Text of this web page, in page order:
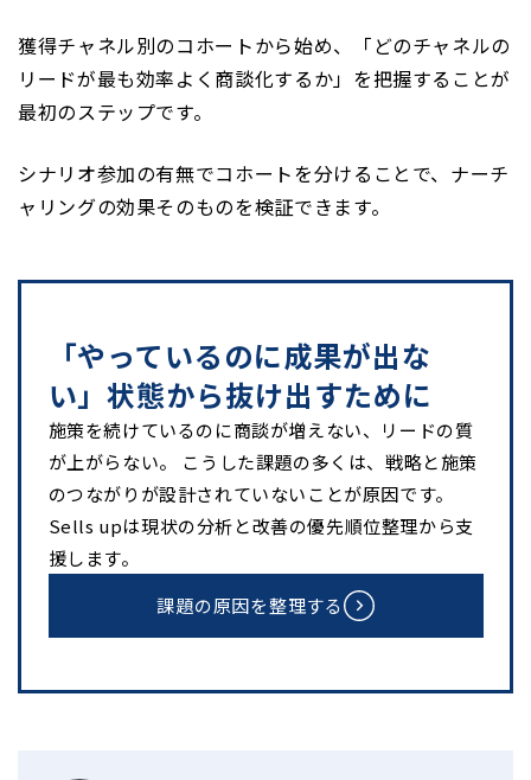
獲得チャネル別のコホートから始め、「どのチャネルの
リードが最も効率よく商談化するか」を把握することが
最初のステップです。
シナリオ参加の有無でコホートを分けることで、ナーチ
ャリングの効果そのものを検証できます。
「やっているのに成果が出な
い」状態から抜け出すために
施策を続けているのに商談が増えない、リードの質
が上がらない。 こうした課題の多くは、戦略と施策
のつながりが設計されていないことが原因です。
Sells upは現状の分析と改善の優先順位整理から支
援します。
課題の原因を整理する